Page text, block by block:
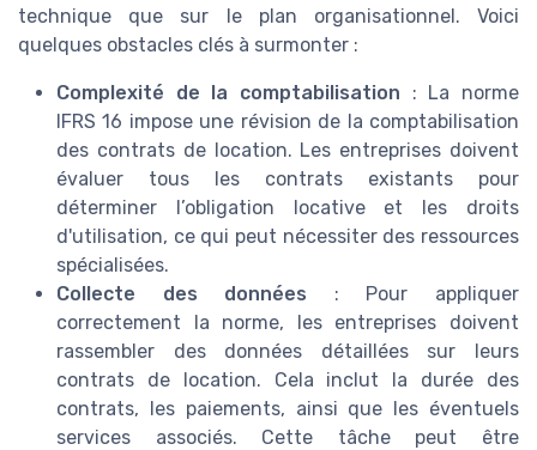
technique que sur le plan organisationnel. Voici
quelques obstacles clés à surmonter :
Complexité de la comptabilisation : La norme
IFRS 16 impose une révision de la comptabilisation
des contrats de location. Les entreprises doivent
évaluer tous les contrats existants pour
déterminer l’obligation locative et les droits
d'utilisation, ce qui peut nécessiter des ressources
spécialisées.
Collecte des données : Pour appliquer
correctement la norme, les entreprises doivent
rassembler des données détaillées sur leurs
contrats de location. Cela inclut la durée des
contrats, les paiements, ainsi que les éventuels
services associés. Cette tâche peut être